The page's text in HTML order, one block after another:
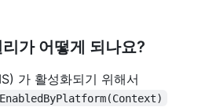
가 어떻게 되나요?
가 활성화되기 위해서